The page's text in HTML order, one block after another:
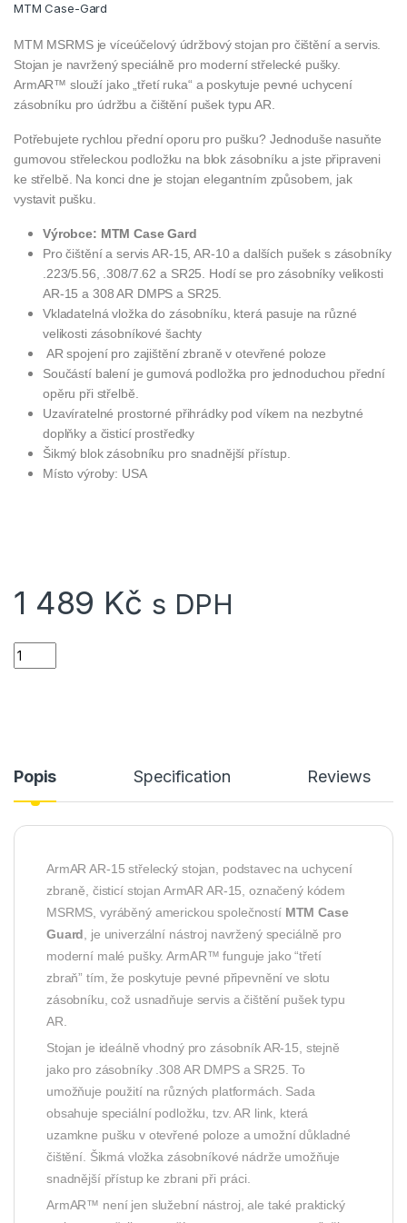
MTM Case-Gard
MTM MSRMS je víceúčelový údržbový stojan pro čištění a servis.
Stojan je navržený speciálně pro moderní střelecké pušky.
ArmAR™ slouží jako „třetí ruka“ a poskytuje pevné uchycení
zásobníku pro údržbu a čištění pušek typu AR.
Potřebujete rychlou přední oporu pro pušku? Jednoduše nasuňte
gumovou střeleckou podložku na blok zásobníku a jste připraveni
ke střelbě. Na konci dne je stojan elegantním způsobem, jak
vystavit pušku.
Výrobce: MTM Case Gard
Pro čištění a servis AR-15, AR-10 a dalších pušek s zásobníky
.223/5.56, .308/7.62 a SR25. Hodí se pro zásobníky velikosti
AR-15 a 308 AR DMPS a SR25.
Vkladatelná vložka do zásobníku, která pasuje na různé
velikosti zásobníkové šachty
AR spojení pro zajištění zbraně v otevřené poloze
Součástí balení je gumová podložka pro jednoduchou přední
opěru při střelbě.
Uzavíratelné prostorné přihrádky pod víkem na nezbytné
doplňky a čisticí prostředky
Šikmý blok zásobníku pro snadnější přístup.
Místo výroby: USA
1 489 Kč s DPH
MTM podstavec pro opěru zbraně univerzální pro malé pušky
Popis Specification Reviews
ArmAR AR-15 střelecký stojan, podstavec na uchycení
zbraně, čisticí stojan ArmAR AR-15, označený kódem
MSRMS, vyráběný americkou společností MTM Case
Guard, je univerzální nástroj navržený speciálně pro
moderní malé pušky. ArmAR™ funguje jako “třetí
zbraň” tím, že poskytuje pevné připevnění ve slotu
zásobníku, což usnadňuje servis a čištění pušek typu
AR.
Stojan je ideálně vhodný pro zásobník AR-15, stejně
jako pro zásobníky .308 AR DMPS a SR25. To
umožňuje použití na různých platformách. Sada
obsahuje speciální podložku, tzv. AR link, která
uzamkne pušku v otevřené poloze a umožní důkladné
čištění. Šikmá vložka zásobníkové nádrže umožňuje
snadnější přístup ke zbrani při práci.
ArmAR™ není jen služební nástroj, ale také praktický